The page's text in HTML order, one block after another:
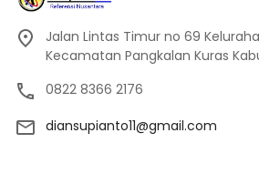
Jalan Lintas Timur no 69
Kecamatan Pangkalan Kuras
0822 8366 2176
diansupianto11@gmail.com